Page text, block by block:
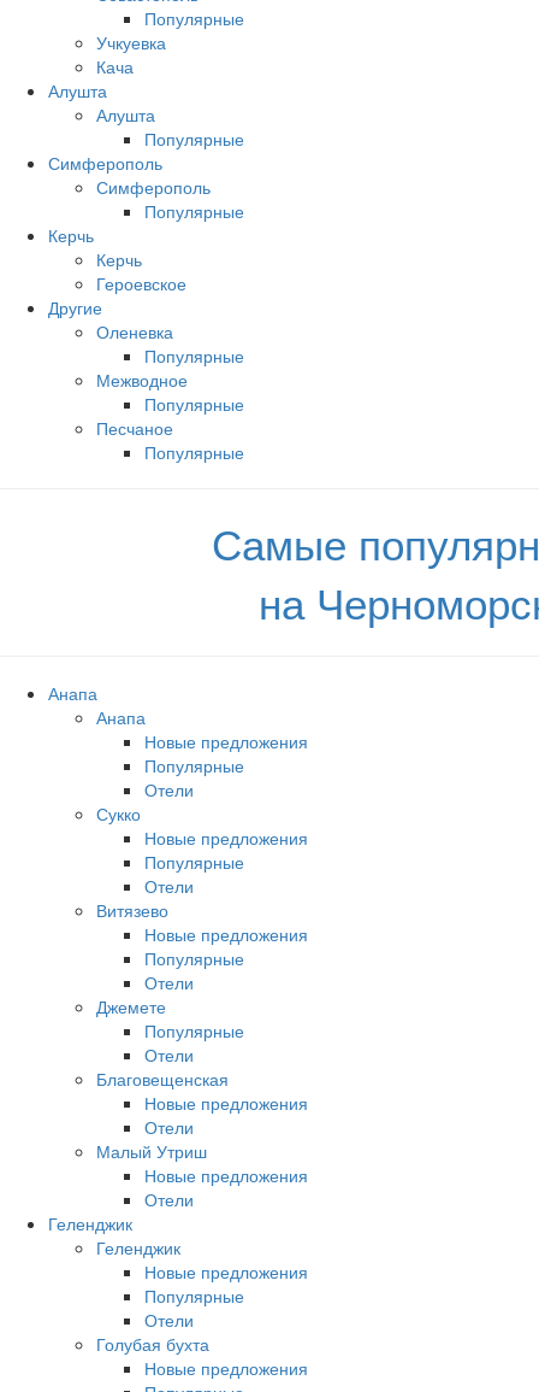
Популярные
Учкуевка
Кача
Алушта
Алушта
Популярные
Симферополь
Симферополь
Популярные
Керчь
Керчь
Героевское
Другие
Оленевка
Популярные
Межводное
Популярные
Песчаное
Популярные
Самые
на
Анапа
Анапа
Новые предложения
Популярные
Отели
Сукко
Новые предложения
Популярные
Отели
Витязево
Новые предложения
Популярные
Отели
Джемете
Популярные
Отели
Благовещенская
Новые предложения
Отели
Малый Утриш
Новые предложения
Отели
Геленджик
Геленджик
Новые предложения
Популярные
Отели
Голубая бухта
Новые предложения